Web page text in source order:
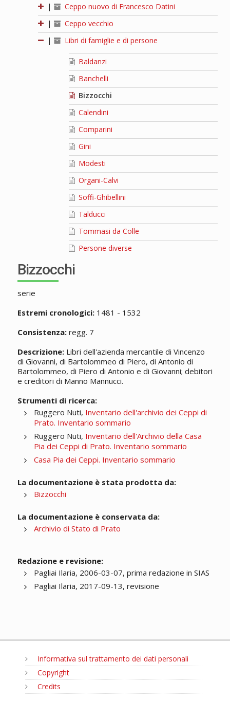
|
Ceppo nuovo di Francesco Datini
|
Ceppo vecchio
|
Libri di famiglie e di persone
Baldanzi
Banchelli
Bizzocchi
Calendini
Comparini
Gini
Modesti
Organi-Calvi
Soffi-Ghibellini
Talducci
Tommasi da Colle
Persone diverse
Bizzocchi
serie
Estremi cronologici:1481 - 1532
Consistenza:regg. 7
Descrizione:Libri dell'azienda mercantile di Vincenzo
di Giovanni, di Bartolommeo di Piero, di Antonio di
Bartolommeo, di Piero di Antonio e di Giovanni; debitori
e creditori di Manno Mannucci.
Strumenti di ricerca:
Ruggero Nuti, Inventario dell'archivio dei Ceppi di
Prato. Inventario sommario
Ruggero Nuti, Inventario dell'Archivio della Casa
Pia dei Ceppi di Prato. Inventario sommario
Casa Pia dei Ceppi. Inventario sommario
La documentazione è stata prodotta da:
Bizzocchi
La documentazione è conservata da:
Archivio di Stato di Prato
Redazione e revisione:
Pagliai Ilaria, 2006-03-07, prima redazione in SIAS
Pagliai Ilaria, 2017-09-13, revisione
Informativa sul trattamento dei dati personali
Copyright
Credits